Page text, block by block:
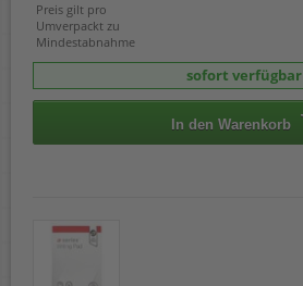
Preis gilt pro
Umverpackt zu
Mindestabnahme
sofort verfügbar
In den Warenkorb